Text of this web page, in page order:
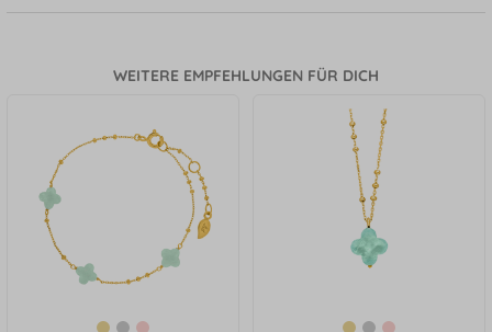
WEITERE EMPFEHLUNGEN FÜR DICH